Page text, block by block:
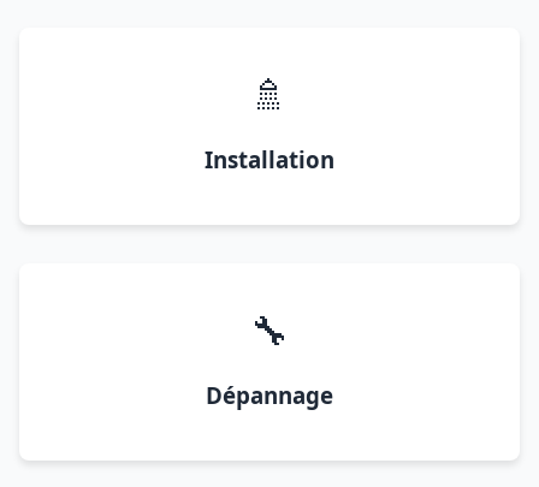
🚿
Installation
🔧
Dépannage